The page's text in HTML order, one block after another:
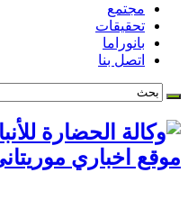
مجتمع
تحقيقات
بانوراما
اتصل بنا
موقع اخباري